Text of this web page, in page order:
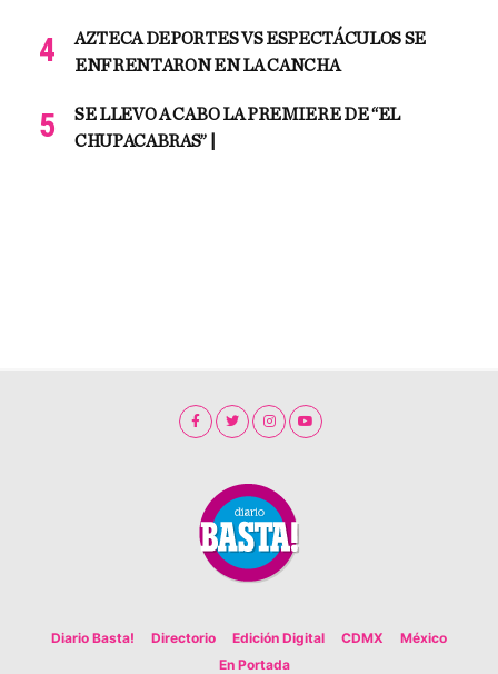
AZTECA DEPORTES VS ESPECTÁCULOS SE
ENFRENTARON EN LA CANCHA
SE LLEVO A CABO LA PREMIERE DE “EL
CHUPACABRAS” |
Diario Basta! Directorio Edición Digital CDMX
México
En Portada